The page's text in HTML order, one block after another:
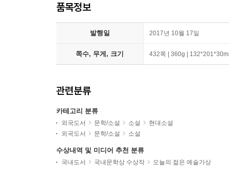
품목정보
발행일 2017년 10월 17일
쪽수, 무게, 크기 432쪽 | 360g |
관련분류
카테고리 분류
외국도서 문학/소설 소설
현대소설
외국도서
문학/소설 소설
수상내역 및 미디어 추천 분류
국내도서 국내문학상 수상작 오늘의 젊은 예술가상